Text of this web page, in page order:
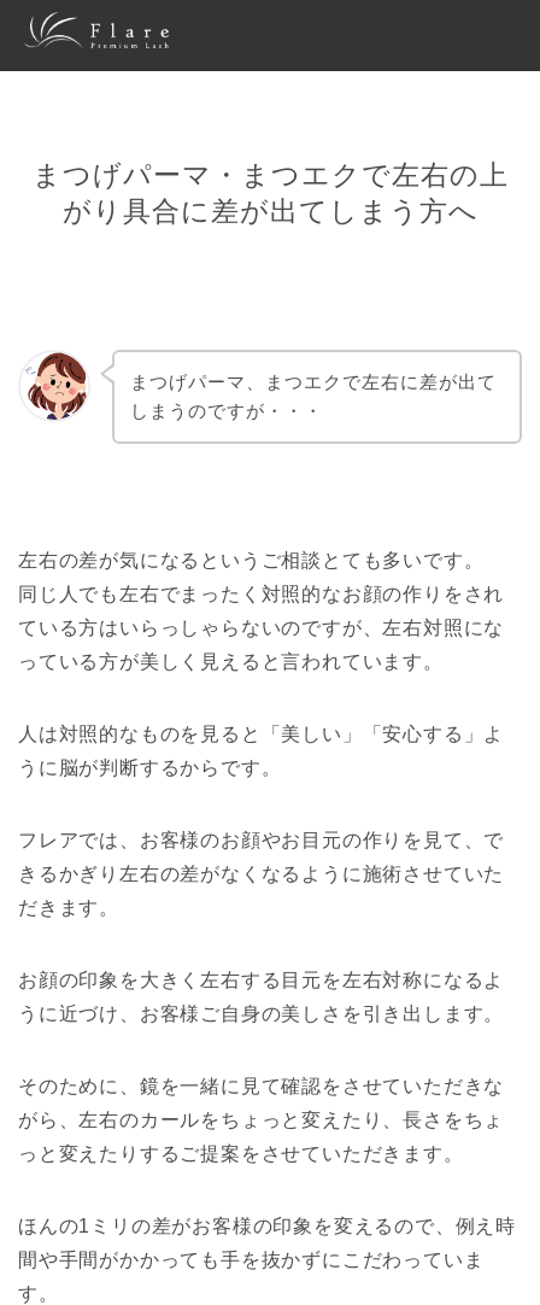
まつげパーマ・まつエクで左右の上
がり具合に差が出てしまう方へ
まつげパーマ、まつエクで左右に差が出て
しまうのですが・・・
左右の差が気になるというご相談とても多いです。
同じ人でも左右でまったく対照的なお顔の作りをされ
ている方はいらっしゃらないのですが、左右対照にな
っている方が美しく見えると言われています。
人は対照的なものを見ると「美しい」「安心する」よ
うに脳が判断するからです。
フレアでは、お客様のお顔やお目元の作りを見て、で
きるかぎり左右の差がなくなるように施術させていた
だきます。
お顔の印象を大きく左右する目元を左右対称になるよ
うに近づけ、お客様ご自身の美しさを引き出します。
そのために、鏡を一緒に見て確認をさせていただきな
がら、左右のカールをちょっと変えたり、長さをちょ
っと変えたりするご提案をさせていただきます。
ほんの1ミリの差がお客様の印象を変えるので、例え時
間や手間がかかっても手を抜かずにこだわっていま
す。